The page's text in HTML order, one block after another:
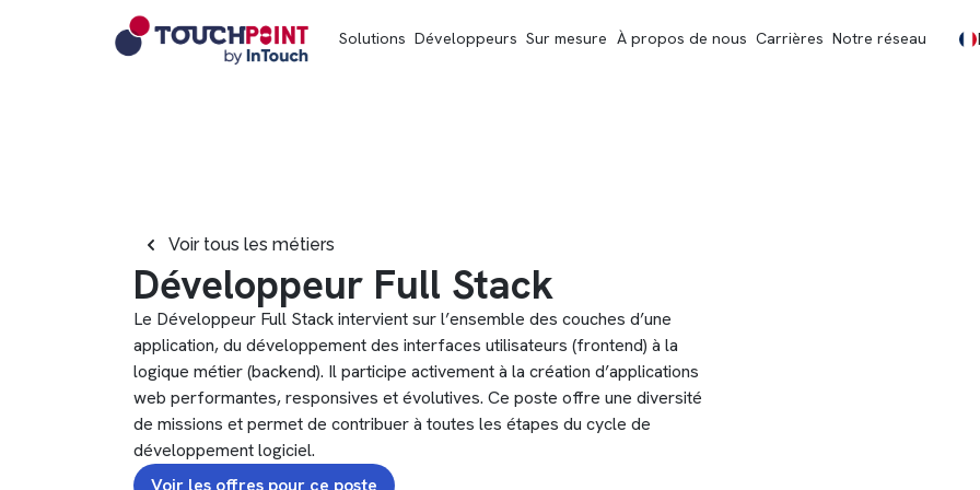
Solutions Développeurs Sur mesure À propos de nous Carrières Notre réseau
Voir tous les métiers
Développeur Full Stack
Le Développeur Full Stack intervient sur l’ensemble des couches d’une
application, du développement des interfaces utilisateurs (frontend) à la
logique métier (backend). Il participe activement à la création d’applications
web performantes, responsives et évolutives. Ce poste offre une diversité
de missions et permet de contribuer à toutes les étapes du cycle de
développement logiciel.
Voir les offres pour ce poste